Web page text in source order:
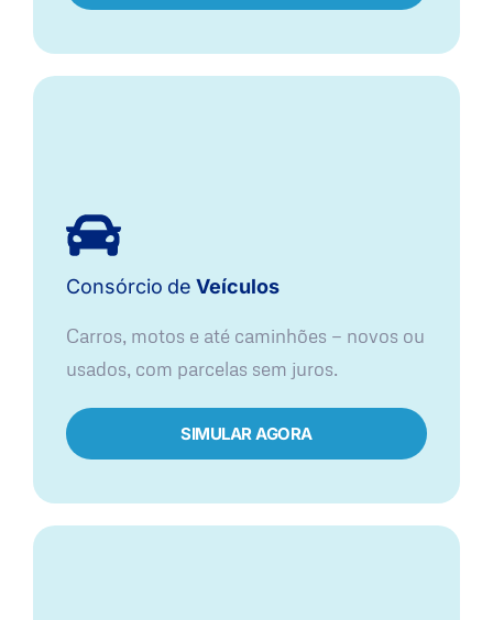
Consórcio de Veículos
Carros, motos e até caminhões — novos ou
usados, com parcelas sem juros.
SIMULAR AGORA